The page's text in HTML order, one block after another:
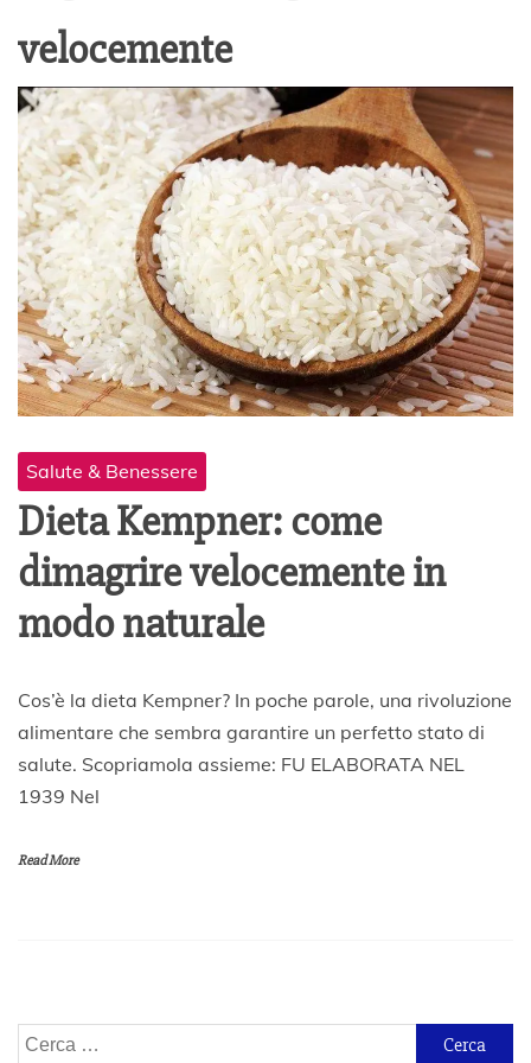
velocemente
Salute & Benessere
Dieta Kempner: come
dimagrire velocemente in
modo naturale
2
G
i
u
o
Cos’è la dieta Kempner? In poche parole, una rivoluzione
alimentare che sembra garantire un perfetto stato di
salute. Scopriamola assieme: FU ELABORATA NEL
1939 Nel
Read More
Ricerca